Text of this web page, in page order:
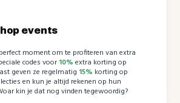
events
moment om te profiteren van extra
codes voor10% extra korting op
geven ze regelmatig 15% korting op
en kun je altijd rekenen op hun
kin je dat nog vinden tegewoordig?